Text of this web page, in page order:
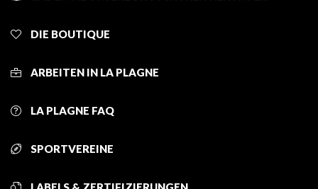
DIE BOUTIQUE
ARBEITEN IN LA PLAGNE
LA PLAGNE FAQ
SPORTVEREINE